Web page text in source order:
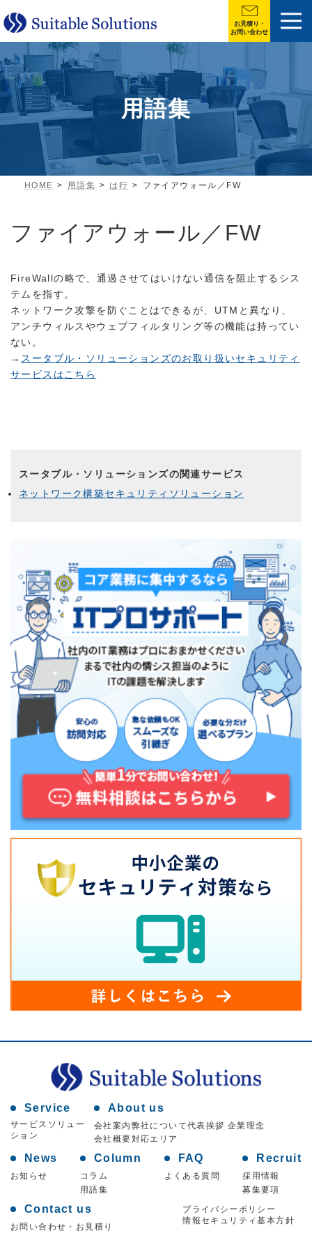
お見積り・
お問い合わせ
用語集
HOME 用語集 は行 ファイアウォール／FW
ファイアウォール／FW
FireWallの略で、通過させてはいけない通信を阻止するシス
テムを指す。
ネットワーク攻撃を防ぐことはできるが、UTMと異なり、
アンチウィルスやウェブフィルタリング等の機能は持ってい
ない。
→ スータブル・ソリューションズのお取り扱いセキュリティ
サービスはこちら
スータブル・ソリューションズの関連サービス
ネットワーク構築セキュリティソリューション
Service
サービスソリュー
ション
About us
会社案内 弊社について代表挨拶 企業理念
会社概要対応エリア
News
お知らせ
Column
コラム
用語集
FAQ
よくある質問
Recruit
採用情報
募集要項
Contact us
お問い合わせ・お見積り
プライバシーポリシー
情報セキュリティ基本方針